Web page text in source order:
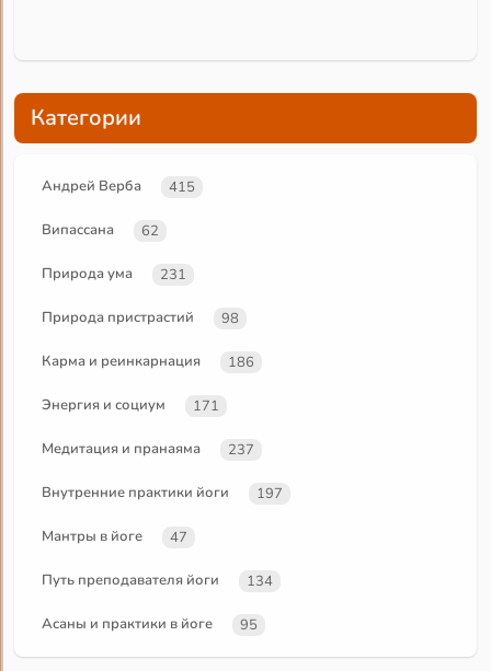
Категории
Андрей Верба 415
Випассана 62
Природа ума 231
Природа пристрастий 98
Карма и реинкарнация 186
Энергия и социум 171
Медитация и пранаяма 237
Внутренние практики йоги 197
Мантры в йоге 47
Путь преподавателя йоги 134
Асаны и практики в йоге 95